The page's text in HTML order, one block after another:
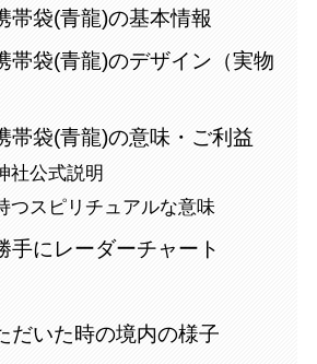
帯袋(青龍)の基本情報
帯袋(青龍)のデザイン（実物
帯袋(青龍)の意味・ご利益
社公式説明
つスピリチュアルな意味
手にレーダーチャート
だいた時の境内の様子